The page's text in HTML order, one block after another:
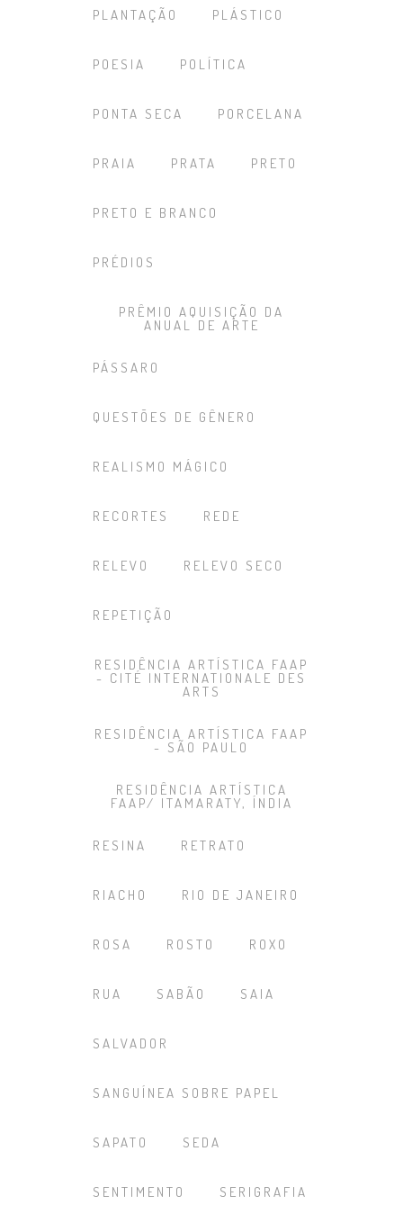
PLANTAÇÃO PLÁSTICO
POESIA POLÍTICA
PONTA SECA PORCELANA
PRAIA PRATA PRETO
PRETO E BRANCO
PRÉDIOS
PRÊMIO AQUISIÇÃO DA
ANUAL DE ARTE
PÁSSARO
QUESTÕES DE GÊNERO
REALISMO MÁGICO
RECORTES REDE
RELEVO RELEVO SECO
REPETIÇÃO
RESIDÊNCIA ARTÍSTICA FAAP
- CITÉ INTERNATIONALE DES
ARTS
RESIDÊNCIA ARTÍSTICA FAAP
- SÃO PAULO
RESIDÊNCIA ARTÍSTICA
FAAP/ ITAMARATY, ÍNDIA
RESINA RETRATO
RIACHO RIO DE JANEIRO
ROSA ROSTO ROXO
RUA SABÃO SAIA
SALVADOR
SANGUÍNEA SOBRE PAPEL
SAPATO SEDA
SENTIMENTO SERIGRAFIA